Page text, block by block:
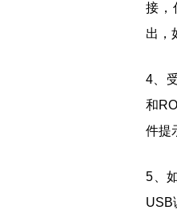
接，
出，
4、
和
件提
5、
USB